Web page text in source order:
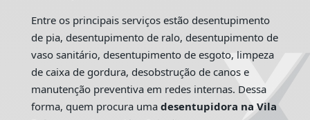
Entre os principais serviços estão desentupimento
de pia, desentupimento de ralo, desentupimento de
vaso sanitário, desentupimento de esgoto, limpeza
de caixa de gordura, desobstrução de canos e
manutenção preventiva em redes internas. Dessa
forma, quem procura uma desentupidora na Vila